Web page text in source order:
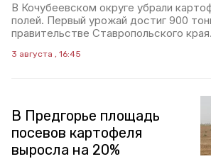
В Кочубеевском округе убрали
полей. Первый урожай достиг 900
правительстве Ставропольского края.
3 августа , 16:45
В Предгорье площадь
посевов картофеля
выросла на 20%